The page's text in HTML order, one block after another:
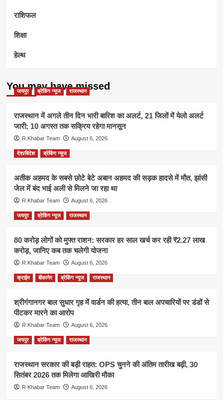
राशिफल
शिक्षा
हेल्थ
You may have missed
जयपुर ब्रेकिंग न्यूज राजस्थान
राजस्थान में अगले तीन दिन भारी बारिश का अलर्ट, 21 जिलों में येलो अलर्ट
जारी; 10 अगस्त तक सक्रिय रहेगा मानसून
R.Khabar Team August 6, 2026
देश/विदेश ब्रेकिंग न्यूज
अतीक अहमद के सबसे छोटे बेटे अबान अहमद की सड़क हादसे में मौत, झांसी
जेल में बंद भाई अली से मिलने जा रहा था
R.Khabar Team August 6, 2026
जयपुर ब्रेकिंग न्यूज राजस्थान
80 करोड़ लोगों को मुफ्त राशन: सरकार हर साल खर्च कर रही ₹2.27 लाख
करोड़, जानिए कब तक चलेगी योजना
R.Khabar Team August 6, 2026
क्राईम बीकानेर ब्रेकिंग न्यूज राजस्थान
श्रीगंगानगर बाल सुधार गृह में वार्डन की हत्या, तीन बाल अपचारियों पर डंडों से
पीटकर मारने का आरोप
R.Khabar Team August 6, 2026
जयपुर ब्रेकिंग न्यूज राजस्थान
राजस्थान सरकार की बड़ी राहत: OPS चुनने की अंतिम तारीख बढ़ी, 30
सितंबर 2026 तक मिलेगा आखिरी मौका
R.Khabar Team August 6, 2026